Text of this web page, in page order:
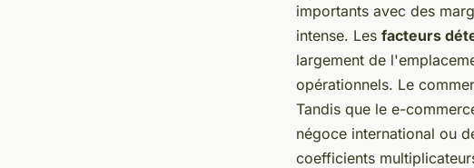
importants avec des
intense. Les facteurs
largement de
opérationnels. Le
Tandis que le e-
négoce international ou
coefficients